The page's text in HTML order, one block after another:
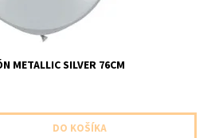
METALLIC SILVER 76CM